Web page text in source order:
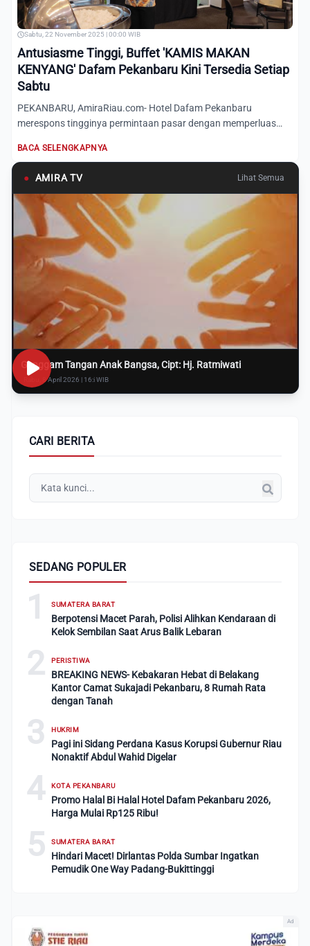
Sabtu, 22 November 2025 | 00:00 WIB
Antusiasme Tinggi, Buffet 'KAMIS MAKAN
KENYANG' Dafam Pekanbaru Kini Tersedia Setiap
Sabtu
PEKANBARU, AmiraRiau.com- Hotel Dafam Pekanbaru
merespons tingginya permintaan pasar dengan memperluas
BACA SELENGKAPNYA
● AMIRA TV Lihat Semua
Genggam Tangan Anak Bangsa, Cipt: Hj. Ratmiwati
Rabu, 8 April 2026 | 16:i WIB
CARI BERITA
SEDANG POPULER
1 SUMATERA BARAT
Berpotensi Macet Parah, Polisi Alihkan Kendaraan di
Kelok Sembilan Saat Arus Balik Lebaran
2 PERISTIWA
BREAKING NEWS- Kebakaran Hebat di Belakang
Kantor Camat Sukajadi Pekanbaru, 8 Rumah Rata
dengan Tanah
3 HUKRIM
Pagi ini Sidang Perdana Kasus Korupsi Gubernur Riau
Nonaktif Abdul Wahid Digelar
4 KOTA PEKANBARU
Promo Halal Bi Halal Hotel Dafam Pekanbaru 2026,
Harga Mulai Rp125 Ribu!
5 SUMATERA BARAT
Hindari Macet! Dirlantas Polda Sumbar Ingatkan
Pemudik One Way Padang-Bukittinggi
Ad